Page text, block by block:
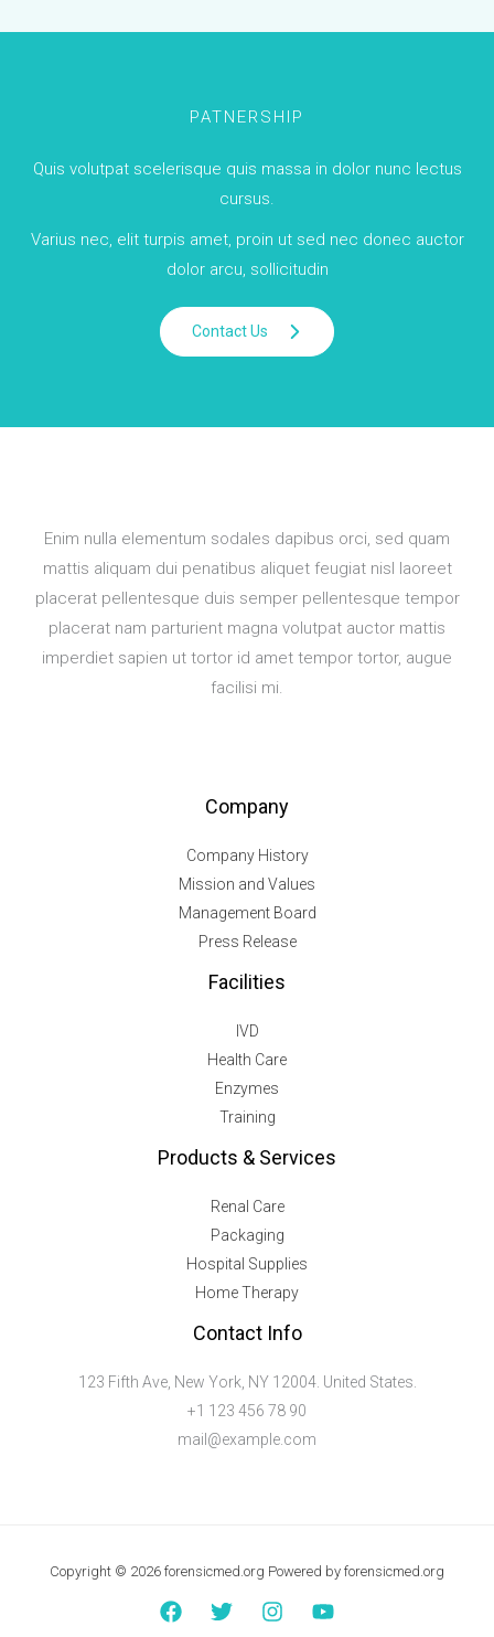
PATNERSHIP
Quis volutpat scelerisque quis massa in dolor nunc lectus
cursus.
Varius nec, elit turpis amet, proin ut sed nec donec auctor
dolor arcu, sollicitudin
Contact Us
Enim nulla elementum sodales dapibus orci, sed quam
mattis aliquam dui penatibus aliquet feugiat nisl laoreet
placerat pellentesque duis semper pellentesque tempor
placerat nam parturient magna volutpat auctor mattis
imperdiet sapien ut tortor id amet tempor tortor, augue
facilisi mi.
Company
Company History
Mission and Values
Management Board
Press Release
Facilities
IVD
Health Care
Enzymes
Training
Products & Services
Renal Care
Packaging
Hospital Supplies
Home Therapy
Contact Info
123 Fifth Ave, New York, NY 12004. United States.
+1 123 456 78 90
mail@example.com
Copyright © 2026 forensicmed.org Powered by forensicmed.org